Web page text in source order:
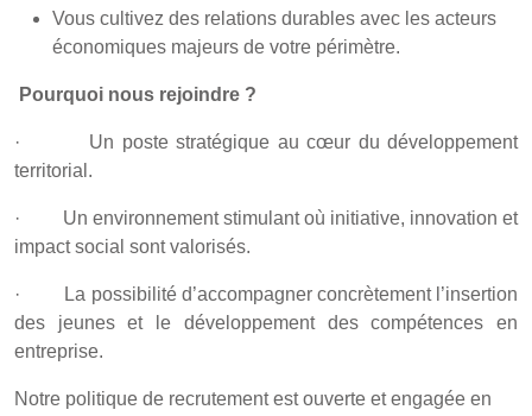
Vous cultivez des relations durables avec les acteurs
économiques majeurs de votre périmètre.
Pourquoi nous rejoindre ?
· Un poste stratégique au cœur du développement
territorial.
· Un environnement stimulant où initiative, innovation et
impact social sont valorisés.
· La possibilité d’accompagner concrètement l’insertion
des jeunes et le développement des compétences en
entreprise.
Notre politique de recrutement est ouverte et engagée en